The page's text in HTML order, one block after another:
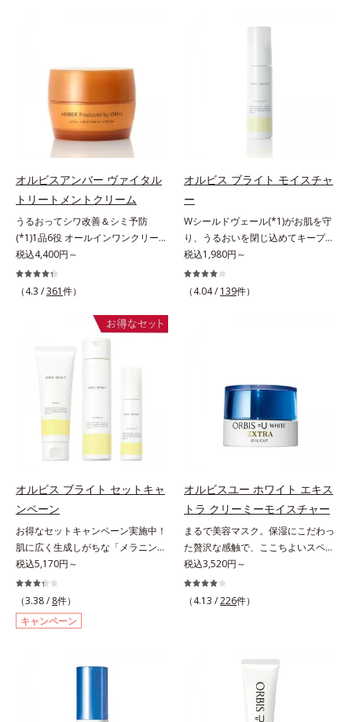
クロヘキサンジカルボン酸ビスエト
キシジグリコール（保湿）＜使用量
目安＞パール1粒程度＜ご使用ステ
ップ＞洗顔料 ⇒ 化粧水 ⇒ ザ リン
クルセラム ⇒ 保湿液＜1商品あたり
の使用回数＞通常サイズ：約90回
180回（3ヵ月程度）各商品の詳し
い情報は商品ページをご覧くださ
い。・BEAUTY夏祭りは、こちら
感を。効果的なシナジー設計で、あ
リーズの保湿力*3 年齢に応じたお
手入れのこと*4 うるおいによる
*5 乾燥、ハリ・ツヤのなさ*6
乾燥による*7 保湿成分*8 ロニ
セラカエルレア果汁、ノバラエキス
配合＝うるおいを与えハリと透明感
に満ちた肌へ導く保湿成分*9 メマ
ツヨイグサ抽出液、スイカズラエキ
ス配合＝角層のすみずみまで水分・
油分を保ち、ハリ・ツヤを与える保
湿成分*10 気持ちのこと
ない状態である「ハリのなさ」や、
くすみ(*6)などが現れている状態で
ある「透明感のなさ」が現れること
で大人の肌印象に大きな影響を与え
ていることが分かりました。そこで
オルビスユー ドットシリーズは美
容成分(*7)として「G.D.F.アクティ
ベーター(*8)」を配合。そして、従
来から配合している美白有効成分
「トラネキサム酸」を配合しまし
た。さらに、シリーズ共通の美容成
分(*7)「GLルートブースター(*9)」
を配合することで、肌のふっくら感
や透明感を叶えます。美白ケアしな
シリーズに。3ステップで上向き
(*10)のハリと透明感を。効果的な
シナジー設計で、あなたのエイジン
グケアを応援します。*1 メラニン
の生成を抑え、シミ・ソバカスを防
ぐ（ウォッシュ除く）*2 オルビス
内スキンケアシリーズの保湿力*3
年齢に応じたお手入れのこと*4 う
るおいによる*5 乾燥、ハリ・ツヤ
ロニセラカエルレア果汁、ノバラエ
キス配合＝うるおいを与えハリと透
明感に満ちた肌へ導く保湿成分*9
メマツヨイグサ抽出液、スイカズラ
エキス配合＝角層のすみずみまで水
分・油分を保ち、ハリ・ツヤを与え
る保湿成分*10 気持ちのこと各商品
の詳しい情報は商品ページをご覧く
ださい。・BEAUTY夏祭りは、こち
(*2)ツヤ肌”へと整える夜用ジェルパ
ップ。美白(*1)と保湿の両方にアプ
ローチする「トラネキサム酸-
SG(*3)」、肌荒れや日焼けによる肌
のほてりを予防する「グリチルリチ
ン酸ジカリウム(*4)」など、たっぷ
りの保湿成分が浸透しやすい肌環境
を叶えます。はじめはピタッと密着
するテクスチャーは、肌になじむご
とにもっちり質感に、最後はなめら
かな水膜へと3変化。普段の保湿液
をこのジェルにおきかえて塗って眠
るだけで、うるおいながらもベタつ
と*3 明るく澄んだ肌を目指す保湿
成分と、メラニンの生成を抑え、シ
ミ・ソバカスを防ぐ美白有効成分を
組み合わせた複合成分*4 グリチル
BEAUTY夏祭りは、こちら
オルビスアンバー ヴァイタル
トリートメントクリーム
うるおってシワ改善＆シミ予防
(*1)1品6役 オールインワンクリー
ム。オルビスアンバーは、いつも⾃
然体で美しくありたいと願う⼤⼈世
代に寄り添うブランドです。年齢印
複合的なお悩みにアプローチ。大人
世代の肌に向き合い、手軽なお手入
れで賢いケアを。ライフスタイルに
なじむ、若々しい印象(*2)作りのサ
ポートをします。オルビスアンバー
ヴァイタルトリートメントクリーム
「オルビスアンバー ヴァイタルト
リートメントクリーム」は、1品
で、化粧水、クリーム、シワ改善・
ッククリーム(*3)、パックの6役を
アシン(*4)によるシワ改善・シミ予
防に加え、複合成分コラーゲンコン
プレックスSPが肌のハリを徹底サポ
ート。肌なじみのよいクリーム構造
で角層まで保湿成分が浸透し、うる
おいをギュッと閉じ込めます。洗顔
の後、これ1品だけでマルチにケ
す。*1 メラニンの生成を抑え、シ
ケアとして*4 ナイアシンアミド
税込4,400円～
（4.3 /361件）
オルビス ブライト モイスチャ
ー
Wシールドヴェール(*1)がお肌を守
り、うるおいを閉じ込めてキープす
る美白(*2)保湿液。業界初(*3)知見
「メラニンの第三のルート」である
「横のひろがり」に着目して、全方
という「点」だけでなく、透明感の
なさなどの「面」での透明感を阻害
する原因を引き起こしていることが
わかりました。そこでオルビス ブ
C(*8)」を採用。肌奥(*6)まで浸透
し、シミやソバカスの原因となるメ
ラニンの生成を食い止めます。また
オルビス独自成分の「ブライトVC
コンプレックス(*9)」が、透明感を
阻害する原因(*10)にアプローチし
ます。さらに肌表面のなめらかさや
みずみずしさをサポートするため
ケアのアプローチによって、肌本来
の輝きを生かして澄み渡る、輝き透
明肌を叶えます。L＝さっぱりタイ
プ（脂性肌～普通肌）M＝しっとり
税込1,980円～
（4.04 / 139件）
オルビス ブライト セットキャ
ンペーン
お得なセットキャンペーン実施中！
肌に広く生成しがちな「メラニンに
じみ(*1)」の原因をブロック(*2)！
澄み渡る輝き透明肌(*3)へ。業界初
(*4)知見「メラニンの第三のルー
ト」である「横のひろがり」に着目
して、全方位から透明肌を目指すブ
す。受けてしまった紫外線ダメージ
ソバカスという「点」だけでなく、
税込5,170円～
（3.38 / 8件）
キャンペーン
オルビスユー ホワイト エキス
トラ クリーミーモイスチャー
まるで美容マスク。保湿にこだわっ
た贅沢な感触で、ここちよいスペシ
ャルケアを。若々しく透明感のある
美肌を構成する要素と、年齢肌(*1)
のメラニン生成にアプローチして、
上げを図ります。さらに、シミと年
齢の関係に着目。点在するシミだけ
でなく、メラニンが蓄積しがちな年
齢肌の“メラニンメタボ(*2)”にアプ
税込3,520円～
（4.13 /226件）